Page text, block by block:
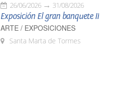
26/06/2026 31/08/2026
Exposición El gran banquete II
ARTE / EXPOSICIONES
Santa Marta de Tormes